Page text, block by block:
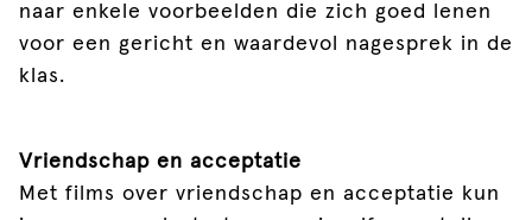
naar enkele voorbeelden die zich goed lenen
voor een gericht en waardevol nagesprek in de
klas.
Vriendschap en acceptatie
Met films over vriendschap en acceptatie kun